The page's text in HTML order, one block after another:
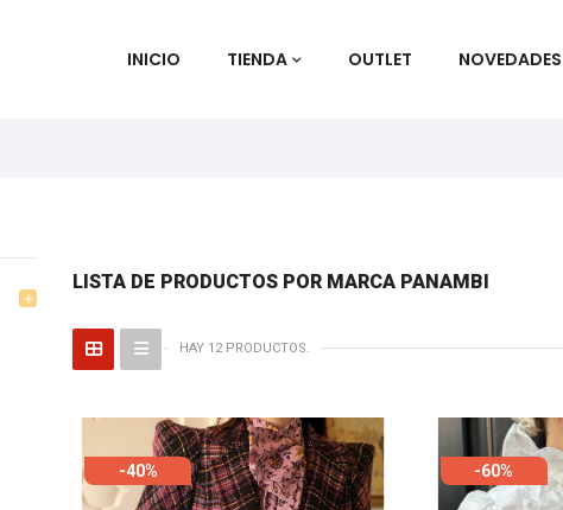
INICIO TIENDA OUTLET NOVEDADES
add
LISTA DE PRODUCTOS POR MARCA PANAMBI
HAY 12 PRODUCTOS.
-40% -60%